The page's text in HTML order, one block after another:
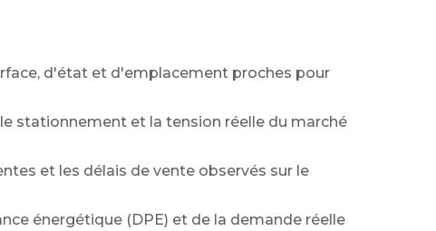
d'état et d'emplacement proches pour
stationnement et la tension réelle du marché
et les délais de vente observés sur le
énergétique (DPE) et de la demande réelle